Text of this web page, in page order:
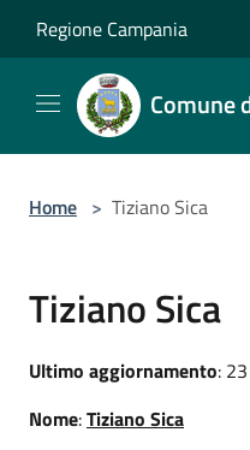
Regione Campania
Comune
Home > Tiziano Sica
Tiziano Sica
Ultimo aggiornamento:
Nome:Tiziano Sica